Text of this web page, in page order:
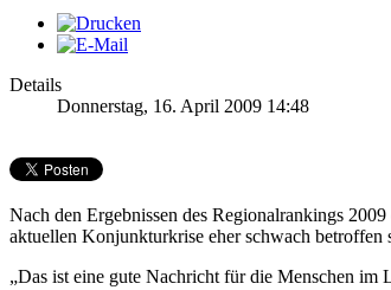
Details
Donnerstag, 16. April 2009 14:48
Nach den Ergebnissen des Regionalrankings
aktuellen Konjunkturkrise eher schwach
„Das ist eine gute Nachricht für die Menschen